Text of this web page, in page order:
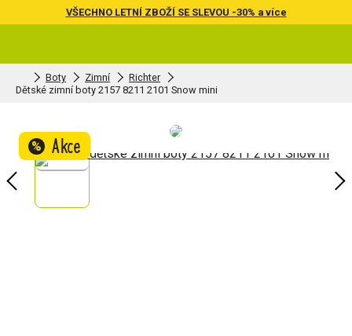
VŠECHNO LETNÍ ZBOŽÍ SE SLEVOU -30% a více
Boty Zimní
Richter
Dětské zimní boty 2157 8211 2101 Snow mini
% Akce